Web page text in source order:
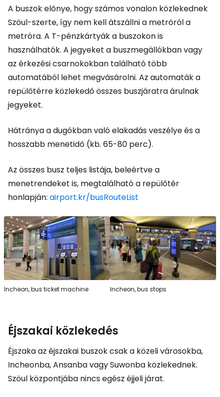
A buszok előnye, hogy számos vonalon közlekednek
Szöul-szerte, így nem kell átszállni a metróról a
metróra. A T-pénzkártyák a buszokon is
használhatók. A jegyeket a buszmegállókban vagy
az érkezési csarnokokban található több
automatából lehet megvásárolni. Az automaták a
repülőtérre közlekedő összes buszjáratra árulnak
jegyeket.
Hátránya a dugókban való elakadás veszélye és a
hosszabb menetidő (kb. 65-80 perc).
Az összes busz teljes listája, beleértve a
menetrendeket is, megtalálható a repülőtér
honlapján: airport.kr/busRouteList
Incheon, bus ticket machine Incheon, bus stops
Éjszakai közlekedés
Éjszaka az éjszakai buszok csak a közeli városokba,
Incheonba, Ansanba vagy Suwonba közlekednek.
Szöul központjába nincs egész éjjeli járat.